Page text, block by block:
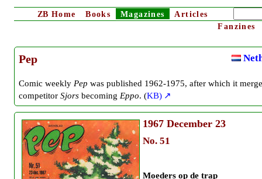
ZB Home Books Magazines
Articles
Fanzines
Pep
Comic weekly Pep was published 1962-1975, after which it
competitor Sjors becoming Eppo. (KB)
1967 December 23
No. 51
Moeders op de trap